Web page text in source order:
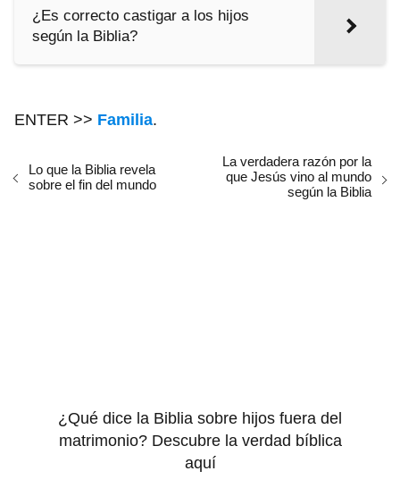
¿Es correcto castigar a los hijos
según la Biblia?
ENTER >> Familia.
Lo que la Biblia revela
sobre el fin del mundo
La verdadera razón por la
que Jesús vino al mundo
según la Biblia
¿Qué dice la Biblia sobre hijos fuera del
matrimonio? Descubre la verdad bíblica
aquí